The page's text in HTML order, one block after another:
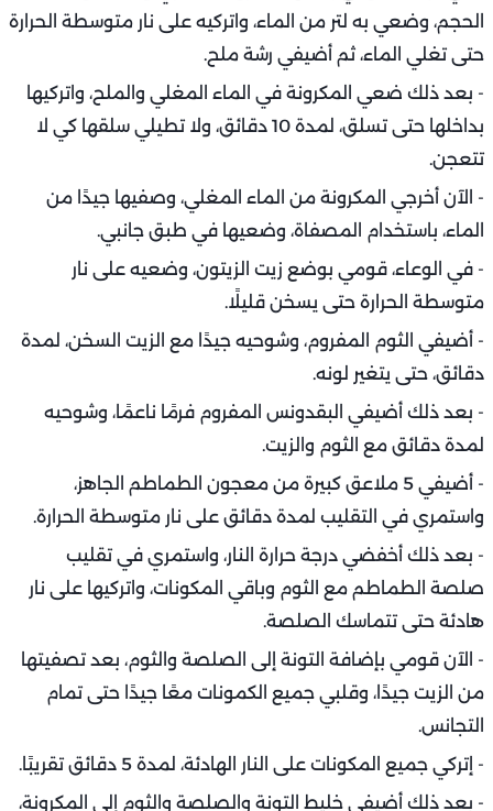
الحجم، وضعي به لتر من الماء، واتركيه على نار متوسطة الحرارة
حتى تغلي الماء، ثم أضيفي رشة ملح.
- بعد ذلك ضعي المكرونة في الماء المغلي والملح، واتركيها
بداخلها حتى تسلق، لمدة 10 دقائق، ولا تطيلي سلقها كي لا
تتعجن.
- الآن أخرجي المكرونة من الماء المغلي، وصفيها جيدًا من
الماء، باستخدام المصفاة، وضعيها في طبق جانبي.
- في الوعاء، قومي بوضع زيت الزيتون، وضعيه على نار
متوسطة الحرارة حتى يسخن قليلًا.
- أضيفي الثوم المفروم، وشوحيه جيدًا مع الزيت السخن، لمدة
دقائق، حتى يتغير لونه.
- بعد ذلك أضيفي البقدونس المفروم فرمًا ناعمًا، وشوحيه
لمدة دقائق مع الثوم والزيت.
- أضيفي 5 ملاعق كبيرة من معجون الطماطم الجاهز،
واستمري في التقليب لمدة دقائق على نار متوسطة الحرارة.
- بعد ذلك أخفضي درجة حرارة النار، واستمري في تقليب
صلصة الطماطم مع الثوم وباقي المكونات، واتركيها على نار
هادئة حتى تتماسك الصلصة.
- الآن قومي بإضافة التونة إلى الصلصة والثوم، بعد تصفيتها
من الزيت جيدًا، وقلبي جميع الكمونات معًا جيدًا حتى تمام
التجانس.
- إتركي جميع المكونات على النار الهادئة، لمدة 5 دقائق تقريبًا.
- بعد ذلك أضيفي خليط التونة والصلصة والثوم إلى المكرونة،